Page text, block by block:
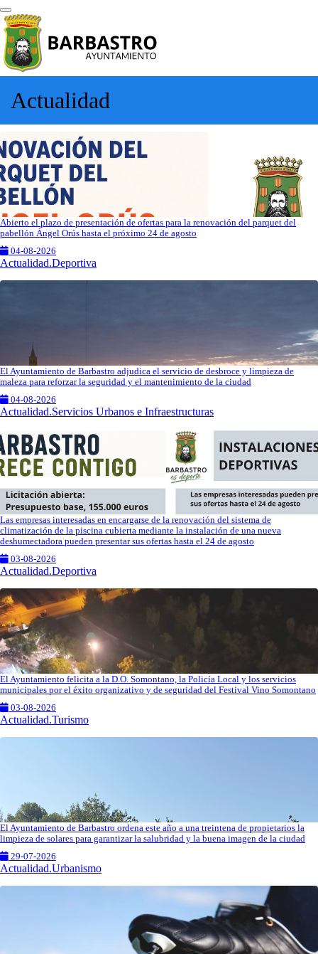
Actualidad
Abierto el plazo de presentación de ofertas para la renovación del parquet del
pabellón Ángel Orús hasta el próximo 24 de agosto
04-08-2026
Actualidad.Deportiva
El Ayuntamiento de Barbastro adjudica el servicio de desbroce y limpieza de
maleza para reforzar la seguridad y el mantenimiento de la ciudad
04-08-2026
Actualidad.Servicios Urbanos e Infraestructuras
Las empresas interesadas en encargarse de la renovación del sistema de
climatización de la piscina cubierta mediante la instalación de una nueva
deshumectadora pueden presentar sus ofertas hasta el 24 de agosto
03-08-2026
Actualidad.Deportiva
El Ayuntamiento felicita a la D.O. Somontano, la Policía Local y los servicios
municipales por el éxito organizativo y de seguridad del Festival Vino Somontano
03-08-2026
Actualidad.Turismo
El Ayuntamiento de Barbastro ordena este año a una treintena de propietarios la
limpieza de solares para garantizar la salubridad y la buena imagen de la ciudad
29-07-2026
Actualidad.Urbanismo